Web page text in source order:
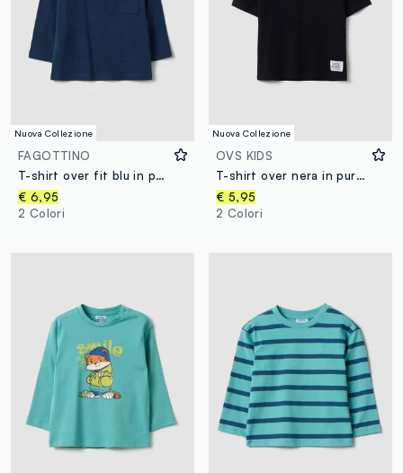
Nuova Collezione
FAGOTTINO
T-shirt over fit blu in puro cotone organico con taschino per bimbo
€ 6,95
2 Colori
Nuova Collezione
OVS KIDS
T-shirt over nera in puro cotone organico con texture nido d'ape per ragazzo
€ 5,95
2 Colori